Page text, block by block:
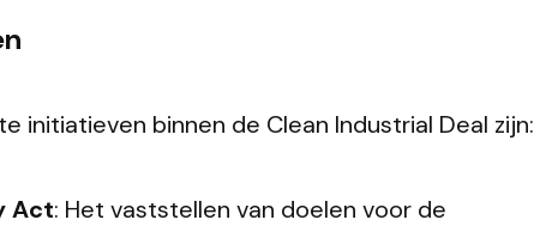
initiatieven binnen de Clean Industrial Deal zijn:
Act: Het vaststellen van doelen voor de